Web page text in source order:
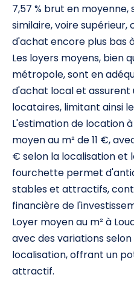
7,57 % brut en
similaire, voire
d'achat encore plus bas
Les loyers moyens, bien
métropole, sont en
d'achat local et
locataires, limitant ainsi
L'estimation de location
moyen au m² de 11 €,
€ selon la localisation et
fourchette permet
stables et attractifs,
financière de
Loyer moyen au m² à
avec des variations
localisation, offrant un
attractif.